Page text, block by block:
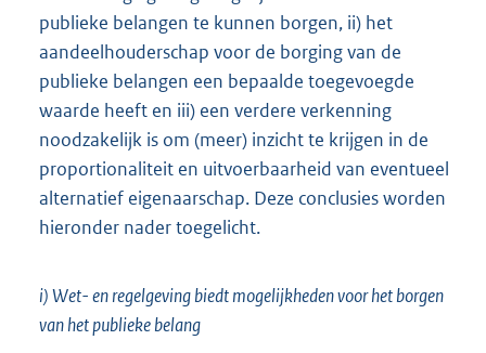
publieke belangen te kunnen borgen, ii) het
aandeelhouderschap voor de borging van de
publieke belangen een bepaalde toegevoegde
waarde heeft en iii) een verdere verkenning
noodzakelijk is om (meer) inzicht te krijgen in de
proportionaliteit en uitvoerbaarheid van eventueel
alternatief eigenaarschap. Deze conclusies worden
hieronder nader toegelicht.
i) Wet- en regelgeving biedt mogelijkheden voor het borgen
van het publieke belang